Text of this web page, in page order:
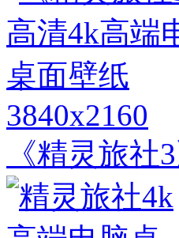
3840x2160
《精灵旅